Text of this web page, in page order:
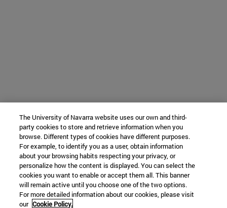
The University of Navarra website uses our own and third-
party cookies to store and retrieve information when you
browse. Different types of cookies have different purposes.
For example, to identify you as a user, obtain information
about your browsing habits respecting your privacy, or
personalize how the content is displayed. You can select the
cookies you want to enable or accept them all. This banner
will remain active until you choose one of the two options.
For more detailed information about our cookies, please visit
our Cookie Policy.